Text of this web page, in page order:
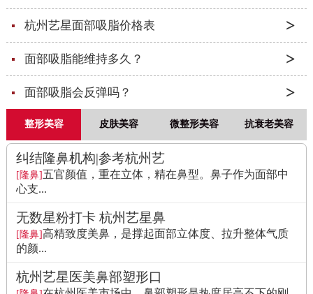
杭州艺星面部吸脂价格表
面部吸脂能维持多久？
面部吸脂会反弹吗？
整形美容 皮肤美容 微整形美容 抗衰老美容
纠结隆鼻机构|参考杭州艺
[隆鼻]五官颜值，重在立体，精在鼻型。鼻子作为面部中
心支...
无数星粉打卡 杭州艺星鼻
[隆鼻]高精致度美鼻，是撑起面部立体度、拉升整体气质
的颜...
杭州艺星医美鼻部塑形口